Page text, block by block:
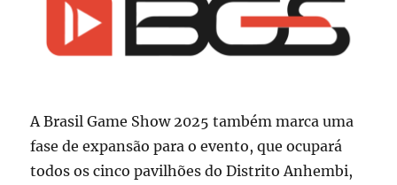
A Brasil Game Show 2025 também marca uma
fase de expansão para o evento, que ocupará
todos os cinco pavilhões do Distrito Anhembi,